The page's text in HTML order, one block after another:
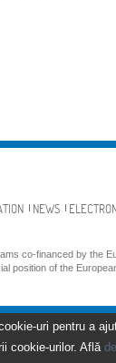
NEWS
co-financed by the
position of the
uri pentru a
cookie-urilor. Află